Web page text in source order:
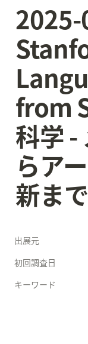
from
科学 -
らア
新まで
出展元
初回調査日
キーワード